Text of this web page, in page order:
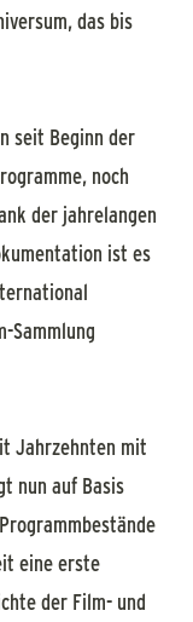
das bis
seit Beginn der
noch
der jahrelangen
ist es
Sammlung
Jahrzehnten mit
nun auf Basis
eine erste
der Film- und